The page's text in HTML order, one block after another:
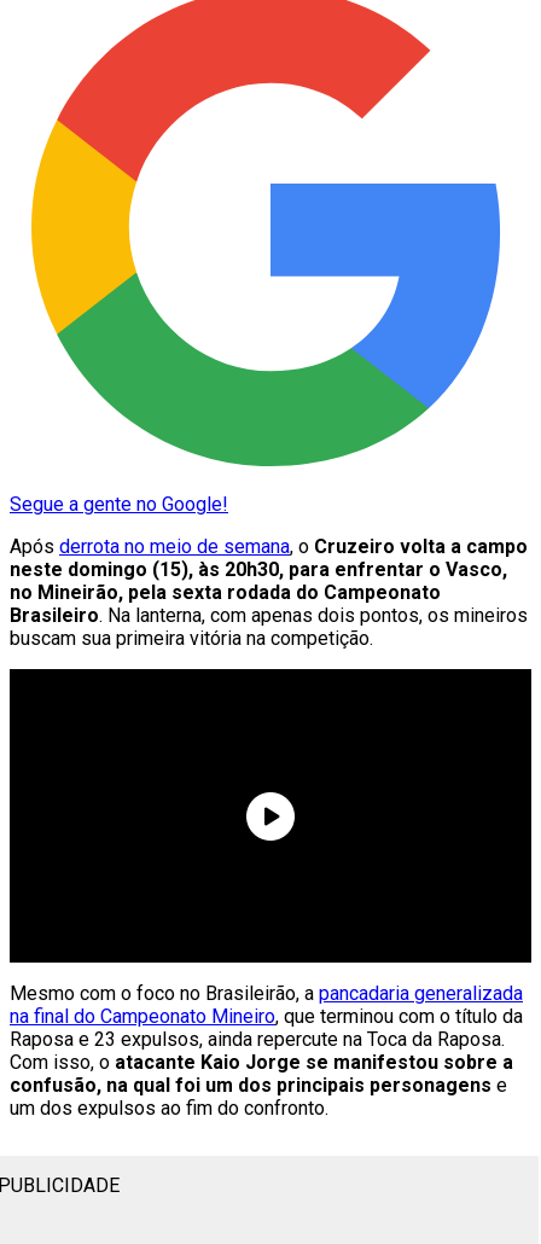
Segue a gente no Google!
Após derrota no meio de semana, o Cruzeiro volta a campo
neste domingo (15), às 20h30, para enfrentar o Vasco,
no Mineirão, pela sexta rodada do Campeonato
Brasileiro. Na lanterna, com apenas dois pontos, os mineiros
buscam sua primeira vitória na competição.
Mesmo com o foco no Brasileirão, a pancadaria generalizada
na final do Campeonato Mineiro, que terminou com o título da
Raposa e 23 expulsos, ainda repercute na Toca da Raposa.
Com isso, o atacante Kaio Jorge se manifestou sobre a
confusão, na qual foi um dos principais personagens e
um dos expulsos ao fim do confronto.